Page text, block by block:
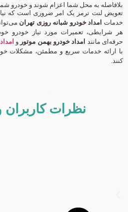
بلافاصله به محل شما اعزام شوند و خودرو شما
تعویض لنت ترمز یک امر ضروری است که
خدمات امداد خودرو شبانه روزی تهران
هر شرایطی، تعمیرات مورد نیاز خودرو
حرفه‌ای مانند امداد خودرو بهمن موتور و
با ارائه خدمات سریع و مطمئن، مشکلات
کنند.
نظرات کاربران